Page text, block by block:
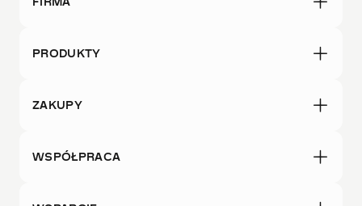
PRODUKTY
ZAKUPY
WSPÓŁPRACA